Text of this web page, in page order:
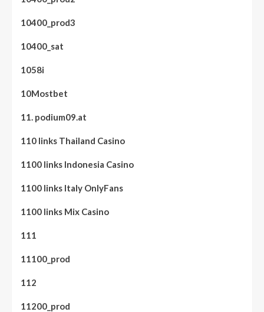
10400_prod3
10400_sat
1058i
10Mostbet
11. podium09.at
110 links Thailand Casino
1100 links Indonesia Casino
1100 links Italy OnlyFans
1100 links Mix Casino
111
11100_prod
112
11200_prod